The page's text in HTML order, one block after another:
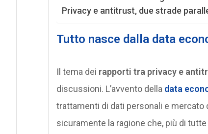
Privacy e antitrust, due strade
Tutto nasce dalla data
Il tema dei rapporti tra privacy e
discussioni. L’avvento della data
trattamenti di dati personali e
sicuramente la ragione che, più di